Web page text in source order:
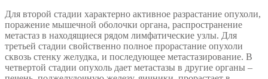
Для второй стадии характерно активное разрастание опухоли,
поражение мышечной оболочки органа, распространение
метастаз в находящиеся рядом лимфатические узлы. Для
третьей стадии свойственно полное прорастание опухоли
сквозь стенку желудка, и последующее метастазирование. В
четвертой стадии опухоль дает метастазы в другие органы –